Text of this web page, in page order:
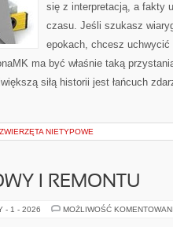
się z interpretacją, a fakty
czasu. Jeśli szukasz
epokach, chcesz
ma być właśnie taką
siłą historii jest łańcuch
NIETYPOWE
I REMONTU
- 1 - 2026 MOŻLIWOŚĆ